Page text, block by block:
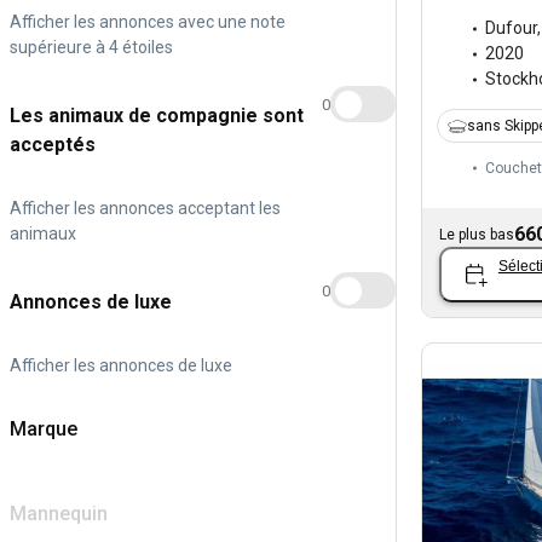
Afficher les annonces avec une note
supérieure à 4 étoiles
Les animaux de compagnie sont
acceptés
Afficher les annonces acceptant les
animaux
0
Annonces de luxe
Afficher les annonces de luxe
0
Marque
Mannequin
Dufour
2020
sans
Le plus bas